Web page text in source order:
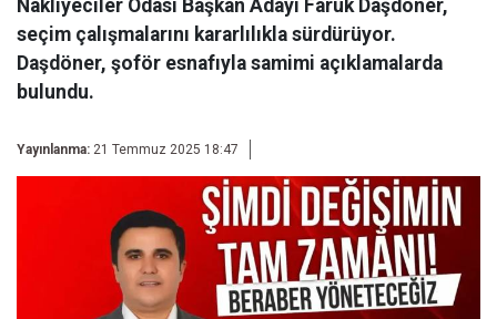
Nakliyeciler Odası Başkan Adayı Faruk Daşdöner,
seçim çalışmalarını kararlılıkla sürdürüyor.
Daşdöner, şoför esnafıyla samimi açıklamalarda
bulundu.
Yayınlanma: 21 Temmuz 2025 18:47